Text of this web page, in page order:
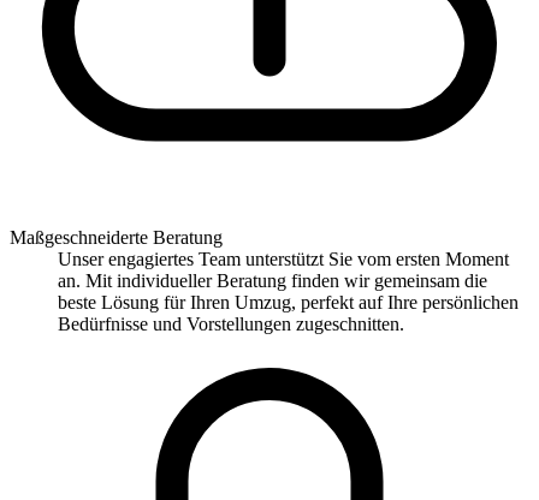
Maßgeschneiderte Beratung
Unser engagiertes Team unterstützt Sie vom ersten Moment
an. Mit individueller Beratung finden wir gemeinsam die
beste Lösung für Ihren Umzug, perfekt auf Ihre persönlichen
Bedürfnisse und Vorstellungen zugeschnitten.